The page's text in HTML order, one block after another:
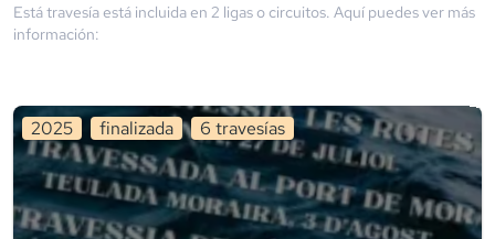
Está travesía está incluida en 2 ligas o circuitos. Aquí puedes ver más
información:
2025 finalizada 6 travesías